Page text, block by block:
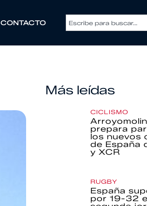
CONTACTO
Más leídas
CICLISMO
prepara
los nuevos
de España
y XCR
RUGBY
España
por 19-32